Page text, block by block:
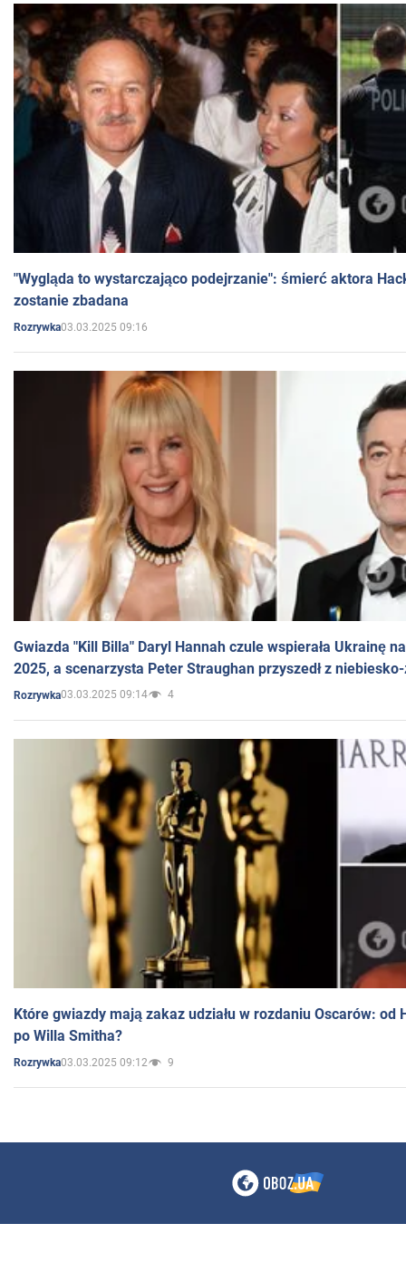
"Wygląda to wystarczająco podejrzanie": śmierć aktora
zostanie zbadana
Rozrywka03.03.2025 09:16
Gwiazda "Kill Billa" Daryl Hannah czule wspierała Ukrainę
2025, a scenarzysta Peter Straughan przyszedł z
Rozrywka03.03.2025 09:14 4
Które gwiazdy mają zakaz udziału w rozdaniu Oscarów: od
po Willa Smitha?
Rozrywka03.03.2025 09:12 9